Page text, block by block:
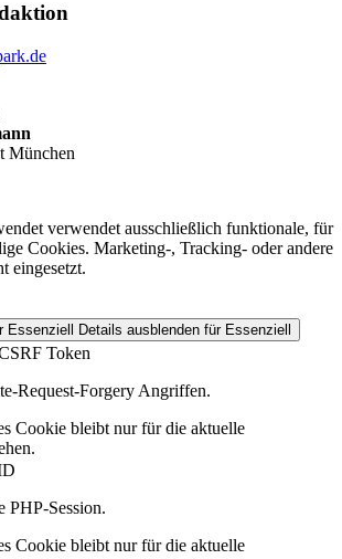
München
verwendet ausschließlich funktionale, für
Cookies. Marketing-, Tracking- oder andere
eingesetzt.
Essenziell Details ausblenden für Essenziell
Token
Request-Forgery Angriffen.
Cookie bleibt nur für die aktuelle
PHP-Session.
Cookie bleibt nur für die aktuelle